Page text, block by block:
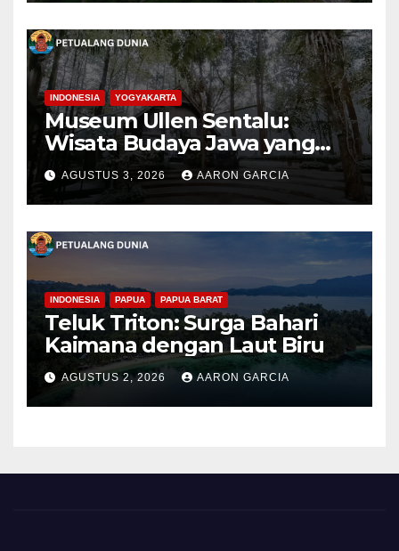
INDONESIA YOGYAKARTA
Museum Ullen Sentalu:
Wisata Budaya Jawa yang
Elegan di Lereng Kaliurang
AGUSTUS 3, 2026 AARON GARCIA
INDONESIA PAPUA PAPUA BARAT
Teluk Triton: Surga Bahari
Kaimana dengan Laut Biru
AGUSTUS 2, 2026 AARON GARCIA